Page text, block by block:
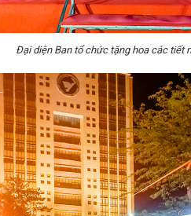
Đại diện Ban tổ chức tặng hoa các tiết